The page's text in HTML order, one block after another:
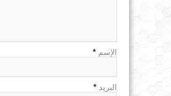
الإسم *
البريد *